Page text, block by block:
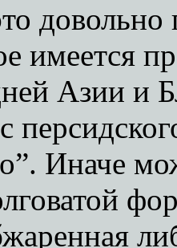
имеется
Азии и
Иначе